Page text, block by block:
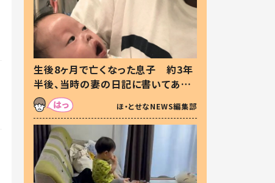
生後8ヶ月で亡くなった息子 約3年
半後、当時の妻の日記に書いてあっ
た本音とは
ほ・とせなNEWS編集部